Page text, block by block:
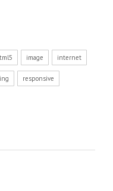
image internet
responsive